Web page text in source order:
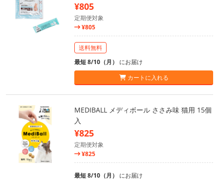
¥805
定期便対象
¥805
送料無料
最短 8/10（月） にお届け
カートに入れる
MEDIBALL メディボール ささみ味 猫用 15個
入
¥825
定期便対象
¥825
最短 8/10（月） にお届け